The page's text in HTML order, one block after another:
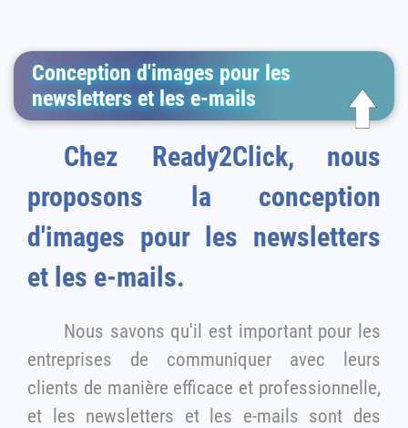
Conception d'images pour les
newsletters et les e-mails
Chez Ready2Click, nous
proposons la conception
d'images pour les newsletters
et les e-mails.
Nous savons qu'il est important pour les
entreprises de communiquer avec leurs
clients de manière efficace et professionnelle,
et les newsletters et les e-mails sont des